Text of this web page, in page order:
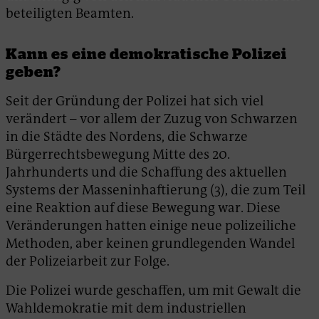
beteiligten Beamten.
Kann es eine demokratische Polizei
geben?
Seit der Gründung der Polizei hat sich viel
verändert – vor allem der Zuzug von Schwarzen
in die Städte des Nordens, die Schwarze
Bürgerrechtsbewegung Mitte des 20.
Jahrhunderts und die Schaffung des aktuellen
Systems der Masseninhaftierung (3), die zum Teil
eine Reaktion auf diese Bewegung war. Diese
Veränderungen hatten einige neue polizeiliche
Methoden, aber keinen grundlegenden Wandel
der Polizeiarbeit zur Folge.
Die Polizei wurde geschaffen, um mit Gewalt die
Wahldemokratie mit dem industriellen